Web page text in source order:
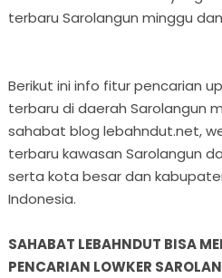
terbaru Sarolangun minggu
Berikut ini info fitur pencarian
terbaru di daerah Sarolangun
sahabat blog lebahndut.net,
terbaru kawasan Sarolangun
serta kota besar dan
Indonesia.
SAHABAT LEBAHNDUT BISA
PENCARIAN LOWKER